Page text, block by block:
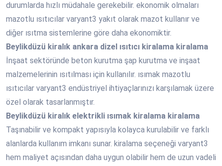
durumlarda hızlı müdahale gerekebilir. ekonomik olmaları
mazotlu ısıtıcılar varyant3 yakıt olarak mazot kullanır ve
diğer ısıtma sistemlerine göre daha ekonomiktir.
Beylikdüzü kiralık ankara dizel ısıtıcı kiralama kiralama
İnşaat sektöründe beton kurutma şap kurutma ve inşaat
malzemelerinin ısıtılması için kullanılır. ısımak mazotlu
ısıtıcılar varyant3 endüstriyel ihtiyaçlarınızı karşılamak üzere
özel olarak tasarlanmıştır.
Beylikdüzü kiralık elektrikli ısımak kiralama kiralama
Taşınabilir ve kompakt yapısıyla kolayca kurulabilir ve farklı
alanlarda kullanım imkanı sunar. kiralama seçeneği varyant3
hem maliyet açısından daha uygun olabilir hem de uzun vadeli